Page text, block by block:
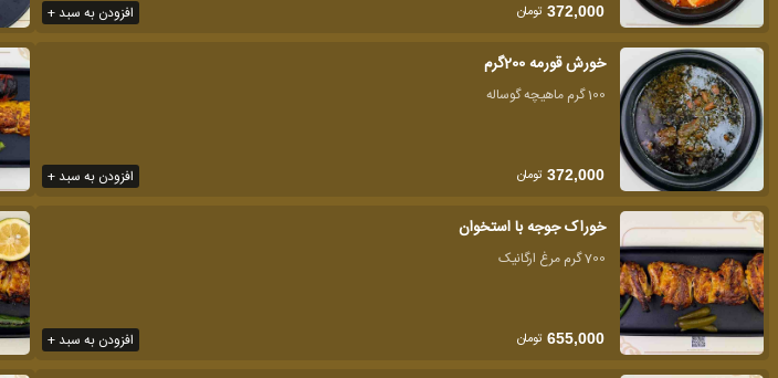
افزودن به سبد + 372,000 تومان
خورش قورمه 200گرم
100 گرم ماهیچه گوساله
افزودن به سبد + 372,000 تومان
خوراک جوجه با استخوان
700 گرم مرغ ارگانیک
افزودن به سبد + 655,000 تومان